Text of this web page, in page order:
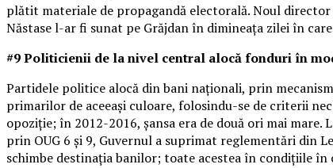
plătit materiale de propagandă electorală. Noul
Năstase l-ar fi sunat pe Grăjdan în dimineața zilei în
#9 Politicienii de la nivel central alocă fonduri în
Partidele politice alocă din bani naționali, prin
primarilor de aceeași culoare, folosindu-se de criterii
opoziție; în 2012-2016, șansa era de două ori mai
prin OUG 6 și 9, Guvernul a suprimat reglementări din
schimbe destinația banilor; toate acestea în condițiile în